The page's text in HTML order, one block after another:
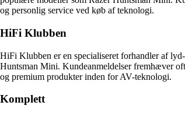
og personlig service ved køb af teknologi.
HiFi Klubben
HiFi Klubben er en specialiseret forhandler af
Huntsman Mini. Kundeanmeldelser fremhæver
og premium produkter inden for AV-teknologi.
Komplett